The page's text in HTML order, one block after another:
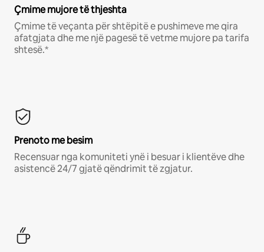
Çmime mujore të thjeshta
Çmime të veçanta për shtëpitë e pushimeve me qira
afatgjata dhe me një pagesë të vetme mujore pa tarifa
shtesë.*
Prenoto me besim
Recensuar nga komuniteti ynë i besuar i klientëve dhe
asistencë 24/7 gjatë qëndrimit të zgjatur.